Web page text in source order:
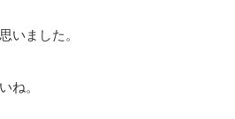
いました。
ね。